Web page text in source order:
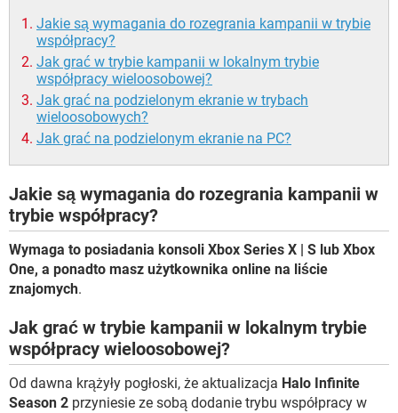
Jakie są wymagania do rozegrania kampanii w trybie
współpracy?
Jak grać w trybie kampanii w lokalnym trybie
współpracy wieloosobowej?
Jak grać na podzielonym ekranie w trybach
wieloosobowych?
Jak grać na podzielonym ekranie na PC?
Jakie są wymagania do rozegrania kampanii w
trybie współpracy?
Wymaga to posiadania konsoli Xbox Series X | S lub Xbox
One, a ponadto masz użytkownika online na liście
znajomych.
Jak grać w trybie kampanii w lokalnym trybie
współpracy wieloosobowej?
Od dawna krążyły pogłoski, że aktualizacja Halo Infinite
Season 2 przyniesie ze sobą dodanie trybu współpracy w